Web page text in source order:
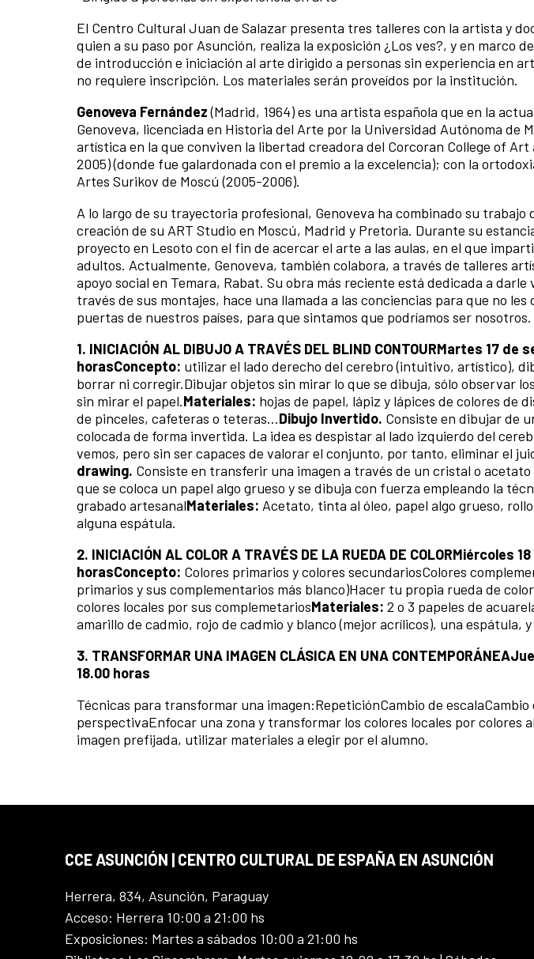
El Centro Cultural Juan de Salazar presenta tres talleres con la artista y
quien a su paso por Asunción, realiza la exposición ¿Los ves?, y en marco
de introducción e iniciación al arte dirigido a personas sin experiencia en
no requiere inscripción. Los materiales serán proveídos por la institución.
Genoveva Fernández(Madrid, 1964) es una artista española que en la
Genoveva, licenciada en Historia del Arte por la Universidad Autónoma de
artística en la que conviven la libertad creadora del Corcoran College of Art
2005) (donde fue galardonada con el premio a la excelencia); con la
Artes Surikov de Moscú (2005-2006).
A lo largo de su trayectoria profesional, Genoveva ha combinado su trabajo
creación de su ART Studio en Moscú, Madrid y Pretoria. Durante su
proyecto en Lesoto con el fin de acercar el arte a las aulas, en el que
adultos. Actualmente, Genoveva, también colabora, a través de talleres
apoyo social en Temara, Rabat. Su obra más reciente está dedicada a
través de sus montajes, hace una llamada a las conciencias para que no
puertas de nuestros países, para que sintamos que podríamos ser nosotros.
1. INICIACIÓN AL DIBUJO A TRAVÉS DEL BLIND CONTOURMartes 17 de
horasConcepto: utilizar el lado derecho del cerebro (intuitivo, artístico),
borrar ni corregir.Dibujar objetos sin mirar lo que se dibuja, sólo observar
sin mirar el papel.Materiales: hojas de papel, lápiz y lápices de colores de
de pinceles, cafeteras o teteras…Dibujo Invertido. Consiste en dibujar de
colocada de forma invertida. La idea es despistar al lado izquierdo del
vemos, pero sin ser capaces de valorar el conjunto, por tanto, eliminar el
drawing. Consiste en transferir una imagen a través de un cristal o
que se coloca un papel algo grueso y se dibuja con fuerza empleando la
grabado artesanalMateriales: Acetato, tinta al óleo, papel algo grueso,
alguna espátula.
2. INICIACIÓN AL COLOR A TRAVÉS DE LA RUEDA DE COLORMiércoles
horasConcepto: Colores primarios y colores secundariosColores
primarios y sus complementarios más blanco)Hacer tu propia rueda de
colores locales por sus complemetariosMateriales: 2 o 3 papeles de
amarillo de cadmio, rojo de cadmio y blanco (mejor acrílicos), una espátula,
3. TRANSFORMAR UNA IMAGEN CLÁSICA EN UNA CONTEMPORÁNEA
18.00 horas
Técnicas para transformar una imagen:RepeticiónCambio de
perspectivaEnfocar una zona y transformar los colores locales por colores
imagen prefijada, utilizar materiales a elegir por el alumno.
CCE ASUNCIÓN | CENTRO CULTURAL DE ESPAÑA EN ASUNCIÓN
Herrera, 834, Asunción, Paraguay
Acceso: Herrera 10:00 a 21:00 hs
Exposiciones: Martes a sábados 10:00 a 21:00 hs